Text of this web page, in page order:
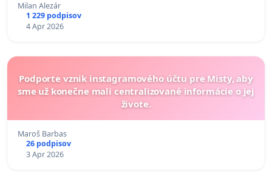
Milan Alezár
1 229 podpisov
4 Apr 2026
Podporte vznik instagramového účtu pre Misty, aby
sme už konečne mali centralizované informácie o jej
živote.
Maroš Barbas
26 podpisov
3 Apr 2026